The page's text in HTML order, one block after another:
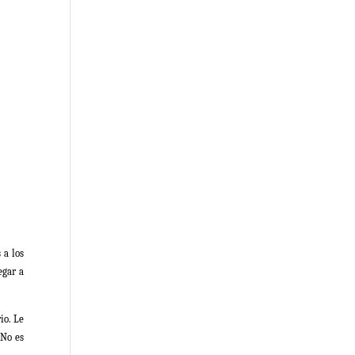
a los
a
Le
es